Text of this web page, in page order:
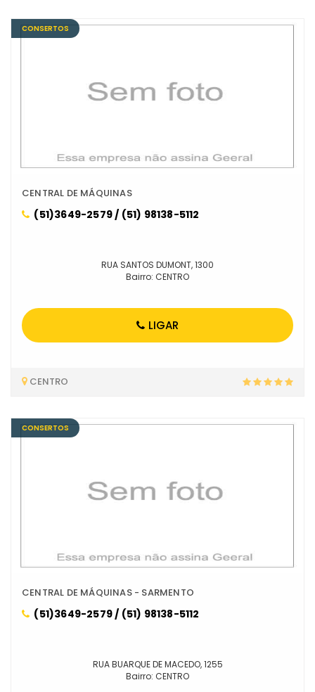
CONSERTOS
CENTRAL DE MÁQUINAS
(51)3649-2579 / (51) 98138-5112
RUA SANTOS DUMONT, 1300
Bairro: CENTRO
LIGAR
CENTRO
CONSERTOS
CENTRAL DE MÁQUINAS - SARMENTO
(51)3649-2579 / (51) 98138-5112
RUA BUARQUE DE MACEDO, 1255
Bairro: CENTRO